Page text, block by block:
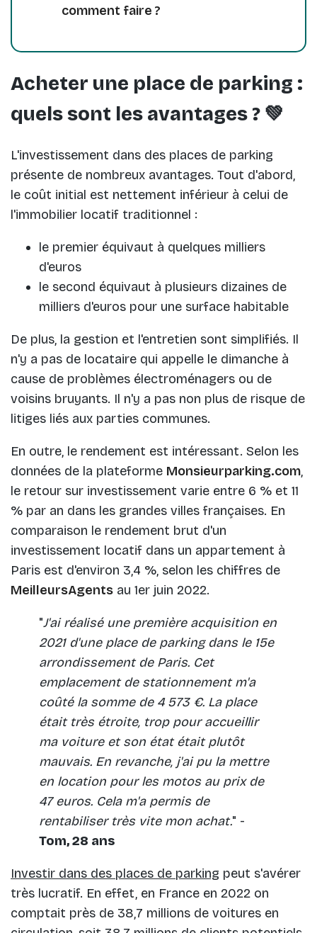
comment faire ?
Acheter une place de parking :
quels sont les avantages ? 💚
L'investissement dans des places de parking
présente de nombreux avantages. Tout d'abord,
le coût initial est nettement inférieur à celui de
l'immobilier locatif traditionnel :
le premier équivaut à quelques milliers
d'euros
le second équivaut à plusieurs dizaines de
milliers d'euros pour une surface habitable
De plus, la gestion et l'entretien sont simplifiés. Il
n'y a pas de locataire qui appelle le dimanche à
cause de problèmes électroménagers ou de
voisins bruyants. Il n'y a pas non plus de risque de
litiges liés aux parties communes.
En outre, le rendement est intéressant. Selon les
données de la plateforme Monsieurparking.com,
le retour sur investissement varie entre 6 % et 11
% par an dans les grandes villes françaises. En
comparaison le rendement brut d'un
investissement locatif dans un appartement à
Paris est d'environ 3,4 %, selon les chiffres de
MeilleursAgents au 1er juin 2022.
"J'ai réalisé une première acquisition en
2021 d'une place de parking dans le 15e
arrondissement de Paris. Cet
emplacement de stationnement m'a
coûté la somme de 4 573 €. La place
était très étroite, trop pour accueillir
ma voiture et son état était plutôt
mauvais. En revanche, j'ai pu la mettre
en location pour les motos au prix de
47 euros. Cela m'a permis de
rentabiliser très vite mon achat." -
Tom, 28 ans
Investir dans des places de parking peut s'avérer
très lucratif. En effet, en France en 2022 on
comptait près de 38,7 millions de voitures en